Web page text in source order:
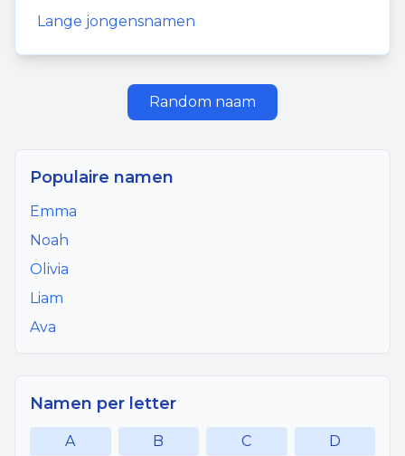
Lange jongensnamen
Random naam
Populaire namen
Emma
Noah
Olivia
Liam
Ava
Namen per letter
A B C D